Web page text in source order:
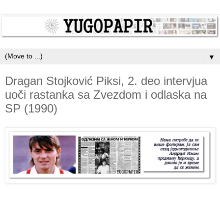
▼
Dragan Stojković Piksi, 2. deo intervjua
uoči rastanka sa Zvezdom i odlaska na
SP (1990)